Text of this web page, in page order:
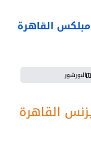
كومبلكس القاهرة
البورشور
القاهرة